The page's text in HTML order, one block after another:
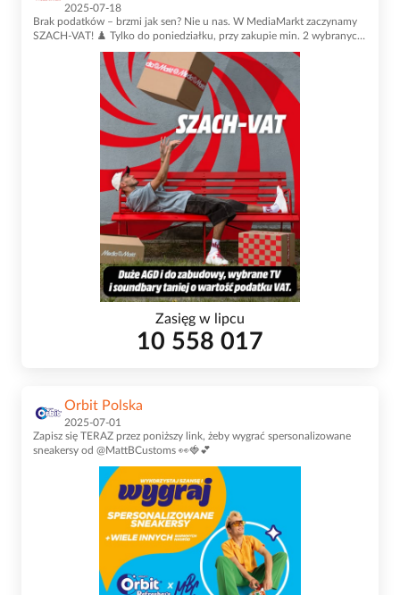
2025-07-18
Brak podatków – brzmi jak sen? Nie u nas. W MediaMarkt zaczynamy
SZACH-VAT! ♟️ Tylko do poniedziałku, przy zakupie min. 2 wybranych
produktów, zgarnij sprzęt taniej o wartość podatku VAT. 😎
Zasięg w lipcu
10 558 017
Orbit Polska
2025-07-01
Zapisz się TERAZ przez poniższy link, żeby wygrać spersonalizowane
sneakersy od @MattBCustoms 👀🍓💕